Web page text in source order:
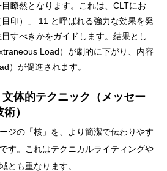
瞭然となります。これは、CLTにお
印）」 11 と呼ばれる強力な効果を発
すべきかをガイドします。結果とし
Load）が劇的に下がり、内容
）が促進されます。
体的テクニック（メッセー
）
ジの「核」を、より簡潔で伝わりやす
す。これはテクニカルライティングや
とも重なります。